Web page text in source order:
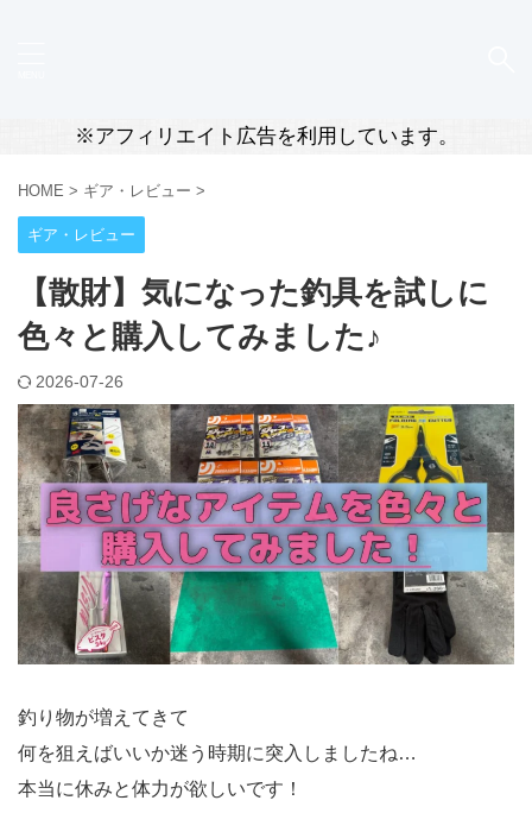
※アフィリエイト広告を利用しています。
HOME > ギア・レビュー >
ギア・レビュー
【散財】気になった釣具を試しに
色々と購入してみました♪
2026-07-26
釣り物が増えてきて
何を狙えばいいか迷う時期に突入しましたね…
本当に休みと体力が欲しいです！